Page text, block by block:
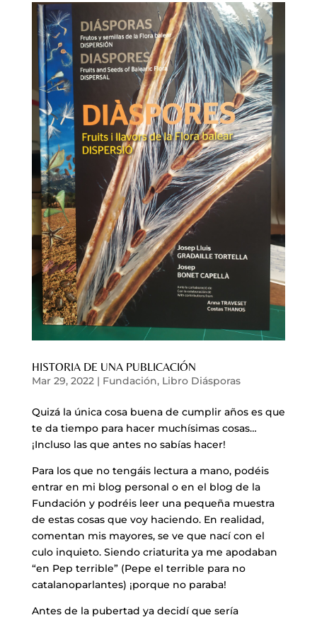
HISTORIA DE UNA PUBLICACIÓN
Mar 29, 2022| Fundación, Libro Diásporas
Quizá la única cosa buena de cumplir años es que
te da tiempo para hacer muchísimas cosas…
¡Incluso las que antes no sabías hacer!
Para los que no tengáis lectura a mano, podéis
entrar en mi blog personal o en el blog de la
Fundación y podréis leer una pequeña muestra
de estas cosas que voy haciendo. En realidad,
comentan mis mayores, se ve que nací con el
culo inquieto. Siendo criaturita ya me apodaban
“en Pep terrible” (Pepe el terrible para no
catalanoparlantes) ¡porque no paraba!
Antes de la pubertad ya decidí que sería